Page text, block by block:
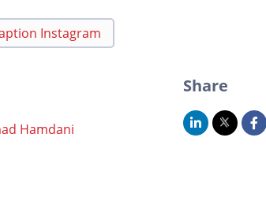
Instagram
Hamdani
Share